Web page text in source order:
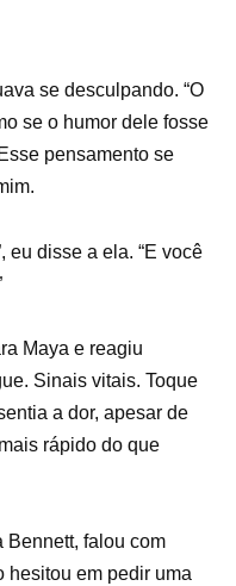
se desculpando. “O
se o humor dele fosse
pensamento se
eu disse a ela. “E você
Maya e reagiu
Sinais vitais. Toque
a dor, apesar de
rápido do que
Bennett, falou com
hesitou em pedir uma